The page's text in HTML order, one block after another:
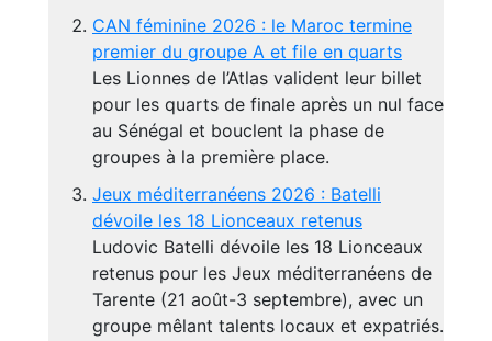
CAN féminine 2026 : le Maroc termine
premier du groupe A et file en quarts
Les Lionnes de l’Atlas valident leur billet
pour les quarts de finale après un nul face
au Sénégal et bouclent la phase de
groupes à la première place.
Jeux méditerranéens 2026 : Batelli
dévoile les 18 Lionceaux retenus
Ludovic Batelli dévoile les 18 Lionceaux
retenus pour les Jeux méditerranéens de
Tarente (21 août-3 septembre), avec un
groupe mêlant talents locaux et expatriés.